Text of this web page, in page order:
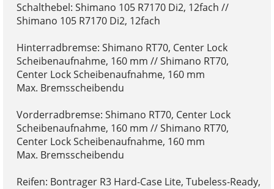
Schalthebel: Shimano 105 R7170 Di2, 12fach //
Shimano 105 R7170 Di2, 12fach
Hinterradbremse: Shimano RT70, Center Lock
Scheibenaufnahme, 160 mm // Shimano RT70,
Center Lock Scheibenaufnahme, 160 mm
Max. Bremsscheibendu
Vorderradbremse: Shimano RT70, Center Lock
Scheibenaufnahme, 160 mm // Shimano RT70,
Center Lock Scheibenaufnahme, 160 mm
Max. Bremsscheibendu
Reifen: Bontrager R3 Hard-Case Lite, Tubeless-Ready,